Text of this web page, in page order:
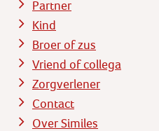
Partner
Kind
Broer of zus
Vriend of collega
Zorgverlener
Contact
Over Similes